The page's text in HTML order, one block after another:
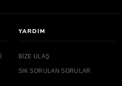
YARDIM
BIZE ULAŞ
SIK SORULAN SORULAR